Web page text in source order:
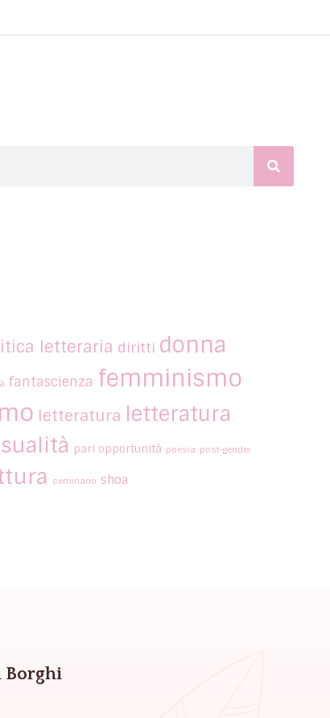
letteraria diritti donna
fantascienza femminismo
letteratura letteratura
pari opportunità poesia post-gender
seminario shoa
Borghi